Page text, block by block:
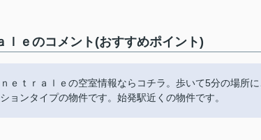
ｌｅのコメント(おすすめポイント)
ｅｔｒａｌｅの空室情報ならコチラ。歩いて5分の場所
ョンタイプの物件です。始発駅近くの物件です。